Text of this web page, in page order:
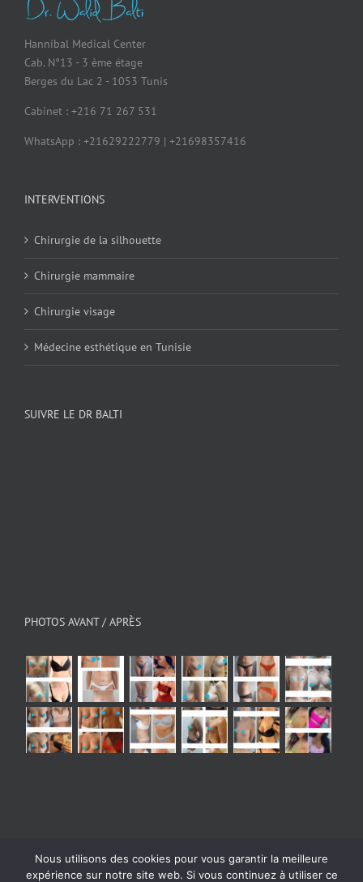
Hannibal Medical Center
Cab. N°13 - 3 ème étage
Berges du Lac 2 - 1053 Tunis
Cabinet : +216 71 267 531
WhatsApp : +21629222779 | +21698357416
INTERVENTIONS
Chirurgie de la silhouette
Chirurgie mammaire
Chirurgie visage
Médecine esthétique en Tunisie
SUIVRE LE DR BALTI
PHOTOS AVANT / APRÈS
© Copyright 2026 - All Rights Reserved |Mentions
Nous utilisons des cookies pour vous garantir la meilleure
expérience sur notre site web. Si vous continuez à utiliser ce